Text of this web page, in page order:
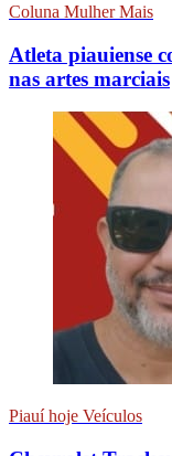
Coluna Mulher Mais
Atleta piauiense
nas artes marciais
Piauí hoje Veículos